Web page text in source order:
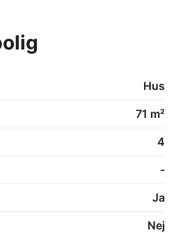
Hus
71 m²
4
-
Ja
Nej